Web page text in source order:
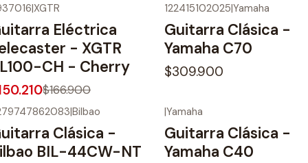
OFF
|XGTR
Eléctrica
- XGTR
CH - Cherry
$166.900
122415102025|Yamaha
Guitarra Clásica -
Yamaha C70
$309.900
|Bilbao
Clásica -
BIL-44CW-NT
|Yamaha
Guitarra Clásica -
Yamaha C40